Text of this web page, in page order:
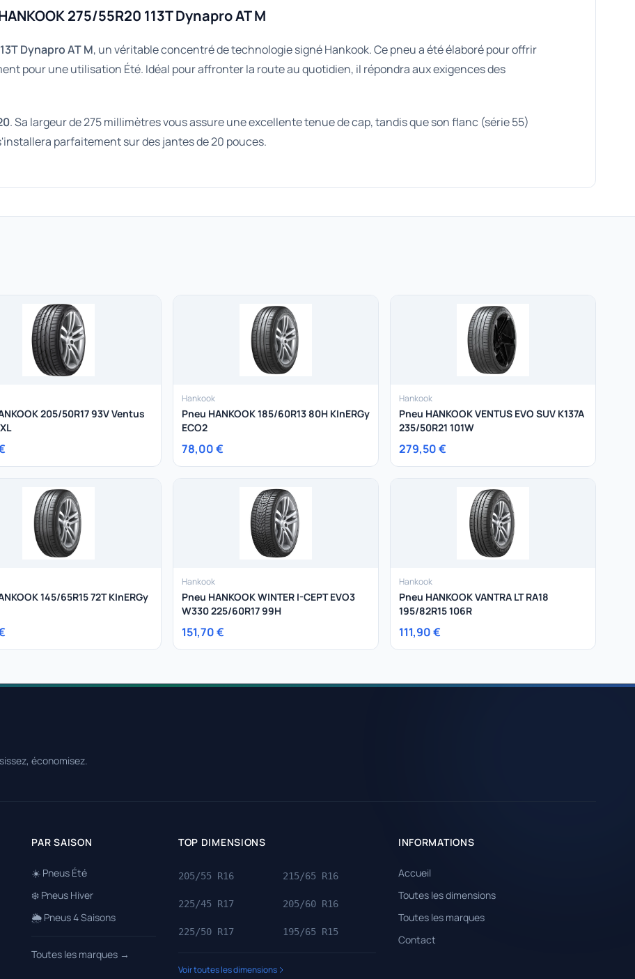
275/55R20 113T Dynapro AT M
Dynapro AT M, un véritable concentré de technologie signé Hankook. Ce pneu a été élaboré pour offrir
pour une utilisation Été. Idéal pour affronter la route au quotidien, il répondra aux exigences des
. Sa largeur de 275 millimètres vous assure une excellente tenue de cap, tandis que son flanc (série 55)
parfaitement sur des jantes de 20 pouces.
205/50R17 93V Ventus
Hankook
Pneu HANKOOK 185/60R13 80H KInERGy
ECO2
78,00 €
Hankook
Pneu HANKOOK VENTUS EVO SUV K137A
235/50R21 101W
279,50 €
145/65R15 72T KInERGy
Hankook
Pneu HANKOOK WINTER I-CEPT EVO3
W330 225/60R17 99H
151,70 €
Hankook
Pneu HANKOOK VANTRA LT RA18
195/82R15 106R
111,90 €
économisez.
PAR SAISON
☀️ Pneus Été
❄️ Pneus Hiver
🌦️ Pneus 4 Saisons
Toutes les marques →
TOP DIMENSIONS
205/55 R16 215/65 R16
225/45 R17 205/60 R16
225/50 R17 195/65 R15
Voir toutes les dimensions
INFORMATIONS
Accueil
Toutes les dimensions
Toutes les marques
Contact